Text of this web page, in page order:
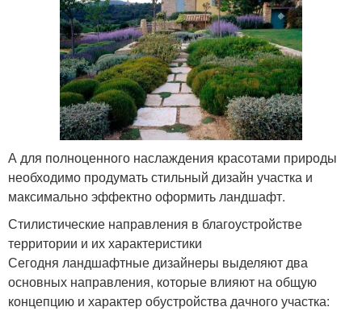
А для полноценного наслаждения красотами природы
необходимо продумать стильный дизайн участка и
максимально эффектно оформить ландшафт.
Стилистические направления в благоустройстве
территории и их характеристики
Сегодня ландшафтные дизайнеры выделяют два
основных направления, которые влияют на общую
концепцию и характер обустройства дачного участка: